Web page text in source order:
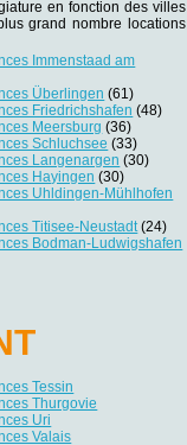
en fonction des villes
grand nombre locations
Immenstaad am
Überlingen (61)
Friedrichshafen (48)
Meersburg (36)
Schluchsee (33)
Langenargen (30)
Hayingen (30)
Uhldingen-Mühlhofen
Titisee-Neustadt (24)
Bodman-Ludwigshafen
Tessin
Thurgovie
Uri
Valais